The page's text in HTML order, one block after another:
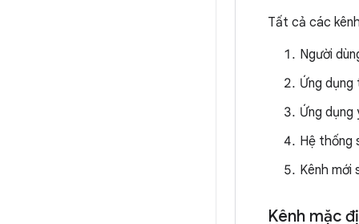
Tất cả các
Người
Ứng
Ứng
Hệ thống
Kênh mới
Kênh mặc